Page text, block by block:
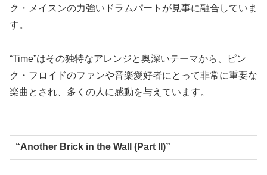
ク・メイスンの力強いドラムパートが見事に融合していま
す。
“Time”はその独特なアレンジと奥深いテーマから、ピン
ク・フロイドのファンや音楽愛好者にとって非常に重要な
楽曲とされ、多くの人に感動を与えています。
“Another Brick in the Wall (Part II)”